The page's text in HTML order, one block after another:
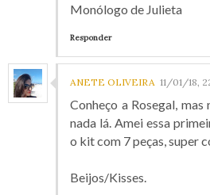
Monólogo de Julieta
Responder
ANETE OLIVEIRA 11/01/18,
Conheço a Rosegal, mas
nada lá. Amei essa
o kit com 7 peças, super
Beijos/Kisses.